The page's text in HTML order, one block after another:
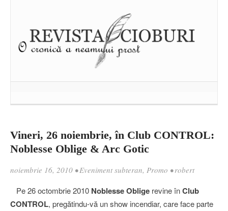
Vineri, 26 noiembrie, în Club CONTROL:
Noblesse Oblige & Arc Gotic
noiembrie 16, 2010 •Eveniment subteran, Promo •robert
Pe 26 octombrie 2010 Noblesse Oblige revine înClub
CONTROL, pregătindu-vă un show incendiar, care face parte